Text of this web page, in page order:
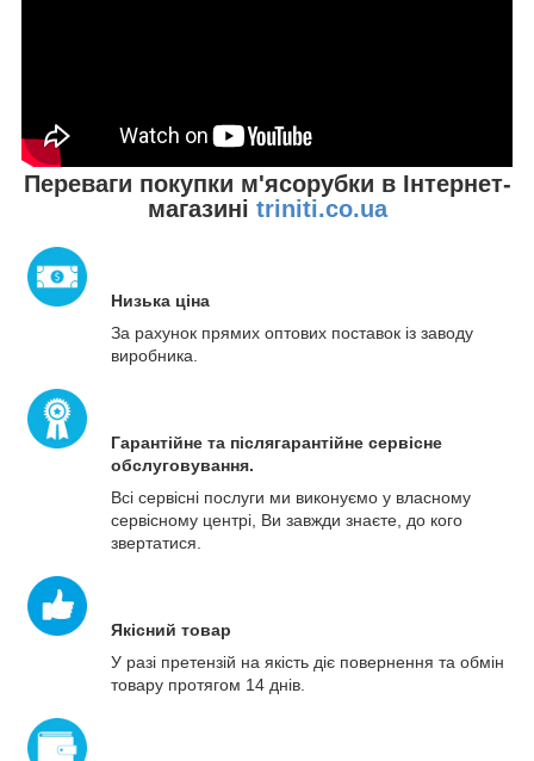
Переваги покупки м'ясорубки в Інтернет-
магазині triniti.co.ua
Низька ціна
За рахунок прямих оптових поставок із заводу
виробника.
Гарантійне та післягарантійне сервісне
обслуговування.
Всі сервісні послуги ми виконуємо у власному
сервісному центрі, Ви завжди знаєте, до кого
звертатися.
Якісний товар
У разі претензій на якість діє повернення та обмін
товару протягом 14 днів.